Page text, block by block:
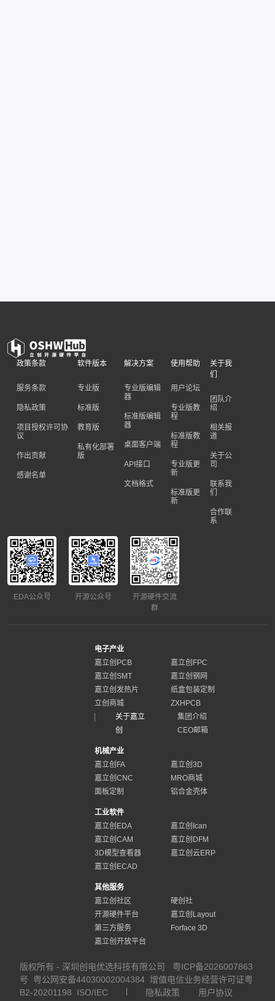
政策条款
服务条款
隐私政策
项目授权许可协
议
作出贡献
感谢名单
软件版本
专业版
标准版
教育版
私有化部署
版
解决方案
专业版编辑
器
标准版编辑
器
桌面客户端
API接口
文档格式
使用帮助
用户论坛
专业版教
程
标准版教
程
专业版更
新
标准版更
新
关于我
们
团队介
绍
相关报
道
关于公
司
联系我
们
合作联
系
EDA公众号 开源公众号
开源硬件交流
群
电子产业
嘉立创PCB
嘉立创FPC
嘉立创SMT
嘉立创钢网
嘉立创发热片
纸盒包装定制
立创商城
ZXHPCB
关于嘉立
创
集团介绍
CEO邮箱
机械产业
嘉立创FA
嘉立创3D
嘉立创CNC
MRO商城
面板定制
铝合金壳体
工业软件
嘉立创EDA
嘉立创Ican
嘉立创CAM
嘉立创DFM
3D模型查看器
嘉立创云ERP
嘉立创ECAD
其他服务
嘉立创社区
硬创社
开源硬件平台
嘉立创Layout
第三方服务
Forface 3D
嘉立创开放平台
版权所有 - 深圳创电优选科技有限公司
粤ICP备2026007863
号
粤公网安备44030002004384 增值电信业务经营许可证粤
B2-20201198
ISO/IEC 隐私政策 用户协议